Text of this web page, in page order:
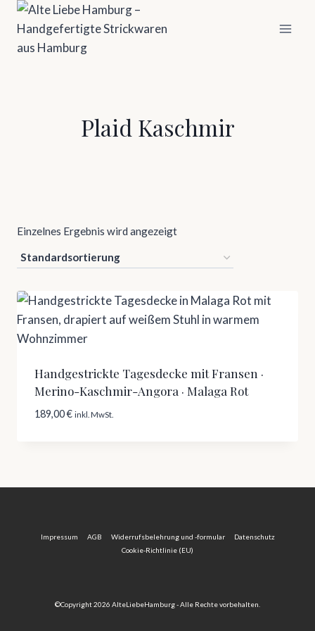
Zum
Inhalt
springen
Plaid Kaschmir
Einzelnes Ergebnis wird angezeigt
Handgestrickte Tagesdecke mit Fransen ·
Merino-Kaschmir-Angora · Malaga Rot
189,00€ inkl. MwSt.
Impressum AGB Widerrufsbelehrung und -formular
Datenschutz
Cookie-Richtlinie (EU)
©Copyright 2026 AlteLiebeHamburg - Alle Rechte vorbehalten.